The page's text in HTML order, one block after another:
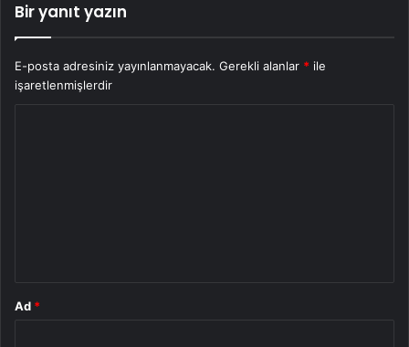
Bir yanıt yazın
E-posta adresiniz yayınlanmayacak. Gerekli alanlar * ile
işaretlenmişlerdir
Ad *